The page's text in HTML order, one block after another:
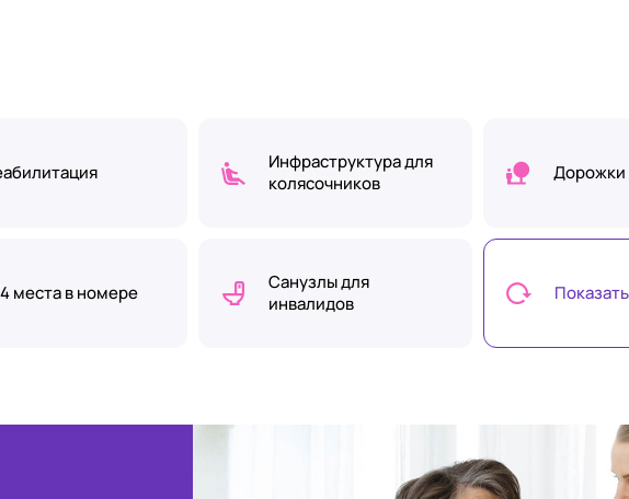
Инфраструктура для
колясочников
Дорожки
места в номере
Санузлы для
инвалидов